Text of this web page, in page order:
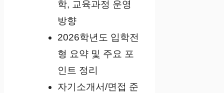
학, 교육과정 운영
방향
2026학년도 입학전
형 요약 및 주요 포
인트 정리
자기소개서/면접 준